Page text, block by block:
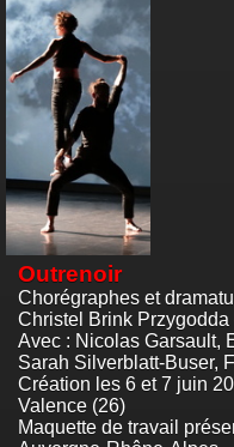
Outrenoir
Chorégraphes et
Christel Brink
Avec : Nicolas Garsault,
Sarah Silverblatt-Buser,
Création les 6 et 7 juin
Valence (26)
Maquette de travail